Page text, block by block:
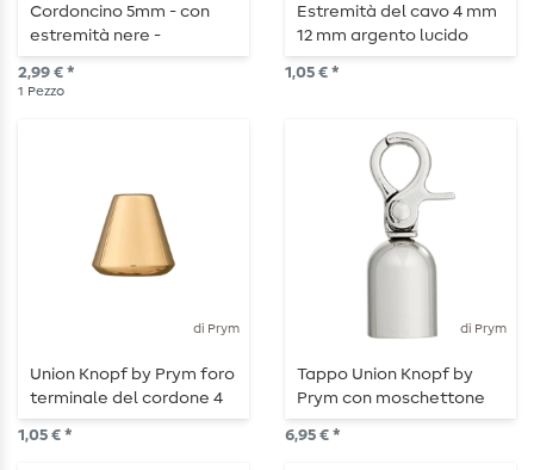
Cordoncino 5mm - con
estremità nere -
lunghezza 115cm
2,99 € *
1 Pezzo
Estremità del cavo 4 mm
12 mm argento lucido
1,05 € *
di Prym
Union Knopf by Prym foro
terminale del cordone 4
mm 12 mm oro lucido
1,05 € *
di Prym
Tappo Union Knopf by
Prym con moschettone
52 mm argento
6,95 € *